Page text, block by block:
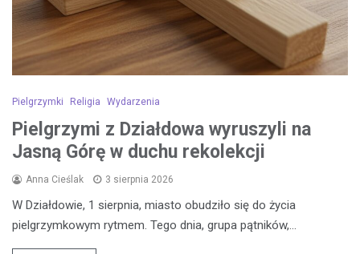
Pielgrzymki Religia Wydarzenia
Pielgrzymi z Działdowa wyruszyli na
Jasną Górę w duchu rekolekcji
Anna Cieślak 3 sierpnia 2026
W Działdowie, 1 sierpnia, miasto obudziło się do życia
pielgrzymkowym rytmem. Tego dnia, grupa pątników,…